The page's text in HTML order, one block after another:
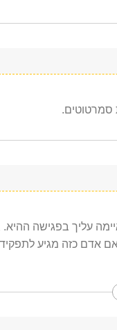
עליך בפגישה ההיא.
אדם כזה מגיע